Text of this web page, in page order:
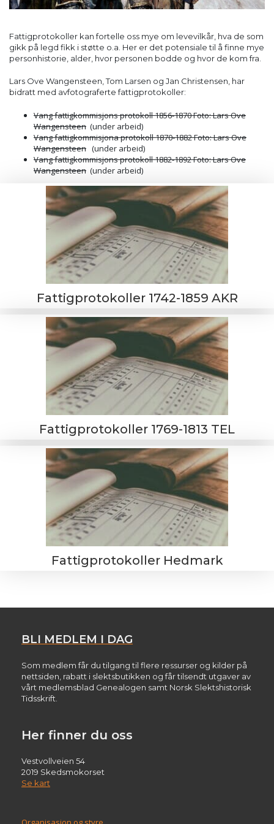
Fattigprotokoller kan fortelle oss mye om levevilkår, hva de som
gikk på legd fikk i støtte o.a. Her er det potensiale til å finne mye
personhistorie, alder, hvor personen bodde og hvor de kom fra.
Lars Ove Wangensteen, Tom Larsen og Jan Christensen, har
bidratt med avfotograferte fattigprotokoller:
Vang fattigkommisjons protokoll 1856-1870 Foto: Lars Ove
Wangensteen (under arbeid)
Vang fattigkommisjona protokoll 1870-1882 Foto: Lars Ove
Wangensteen (under arbeid)
Vang fattigkommisjons protokoll 1882-1892 Foto: Lars Ove
Wangensteen (under arbeid)
Fattigprotokoller 1742-1859 AKR
Fattigprotokoller 1769-1813 TEL
Fattigprotokoller Hedmark
BLI MEDLEM I DAG
Som medlem får du tilgang til flere ressurser og kilder på
nettsiden, rabatt i slektsbutikken og får tilsendt utgaver av
vårt medlemsblad Genealogen samt Norsk Slektshistorisk
Tidsskrift.
Her finner du oss
Vestvollveien 54
2019 Skedsmokorset
Se kart